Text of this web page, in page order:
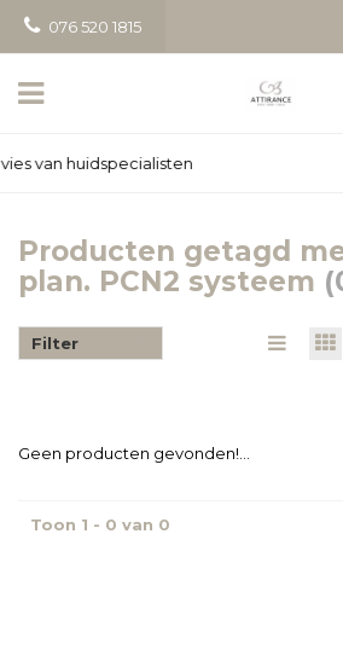
076 520 1815
Producten getagd
plan. PCN2 systeem
Filter
Geen producten gevonden!...
Toon 1 - 0 van 0